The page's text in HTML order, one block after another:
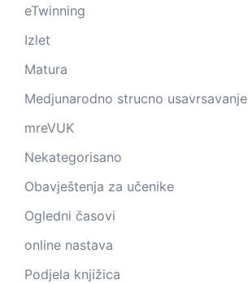
eTwinning
Izlet
Matura
Medjunarodno strucno usavrsavanje
mreVUK
Nekategorisano
Obavještenja za učenike
Ogledni časovi
online nastava
Podjela knjižica